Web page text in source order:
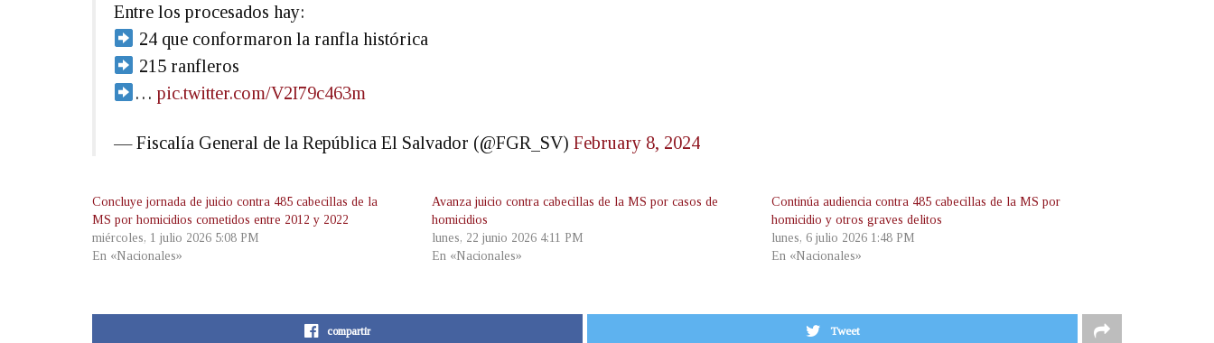
Entre los procesados hay:
24 que conformaron la ranfla histórica
215 ranfleros
… pic.twitter.com/V2I79c463m
— Fiscalía General de la República El Salvador (@FGR_SV) February 8, 2024
Concluye jornada de juicio contra 485 cabecillas de la
MS por homicidios cometidos entre 2012 y 2022
miércoles, 1 julio 2026 5:08 PM
En «Nacionales»
Avanza juicio contra cabecillas de la MS por casos de
homicidios
lunes, 22 junio 2026 4:11 PM
En «Nacionales»
Continúa audiencia contra 485 cabecillas de la MS por
homicidio y otros graves delitos
lunes, 6 julio 2026 1:48 PM
En «Nacionales»
compartir Tweet